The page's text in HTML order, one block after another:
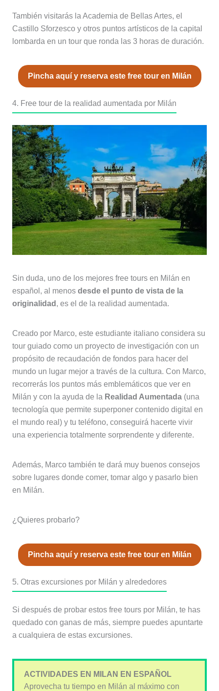
También visitarás la Academia de Bellas Artes, el
Castillo Sforzesco y otros puntos artísticos de la capital
lombarda en un tour que ronda las 3 horas de duración.
Pincha aquí y reserva este free tour en Milán
4. Free tour de la realidad aumentada por Milán
Sin duda, uno de los mejores free tours en Milán en
español, al menos desde el punto de vista de la
originalidad , es el de la realidad aumentada.
Creado por Marco, este estudiante italiano considera su
tour guiado como un proyecto de investigación con un
propósito de recaudación de fondos para hacer del
mundo un lugar mejor a través de la cultura. Con Marco,
recorrerás los puntos más emblemáticos que ver en
Milán y con la ayuda de la Realidad Aumentada(una
tecnología que permite superponer contenido digital en
el mundo real) y tu teléfono, conseguirá hacerte vivir
una experiencia totalmente sorprendente y diferente.
Además, Marco también te dará muy buenos consejos
sobre lugares donde comer, tomar algo y pasarlo bien
en Milán.
¿Quieres probarlo?
Pincha aquí y reserva este free tour en Milán
5. Otras excursiones por Milán y alrededores
Si después de probar estos free tours por Milán, te has
quedado con ganas de más, siempre puedes apuntarte
a cualquiera de estas excursiones.
ACTIVIDADES EN MILAN EN ESPAÑOL
Aprovecha tu tiempo en Milán al máximo con